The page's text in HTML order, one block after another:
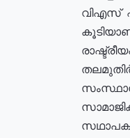
വിഎസ്
സഥാപക